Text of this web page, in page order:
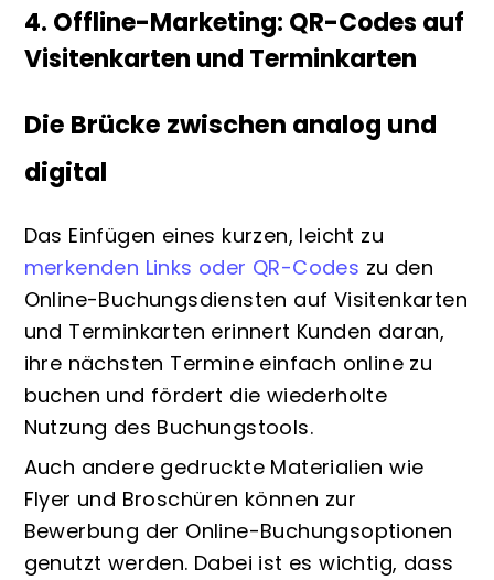
4. Offline-Marketing: QR-Codes auf
Visitenkarten und Terminkarten
Die Brücke zwischen analog und
digital
Das Einfügen eines kurzen, leicht zu
merkenden Links oder QR-Codes zu den
Online-Buchungsdiensten auf Visitenkarten
und Terminkarten erinnert Kunden daran,
ihre nächsten Termine einfach online zu
buchen und fördert die wiederholte
Nutzung des Buchungstools.
Auch andere gedruckte Materialien wie
Flyer und Broschüren können zur
Bewerbung der Online-Buchungsoptionen
genutzt werden. Dabei ist es wichtig, dass